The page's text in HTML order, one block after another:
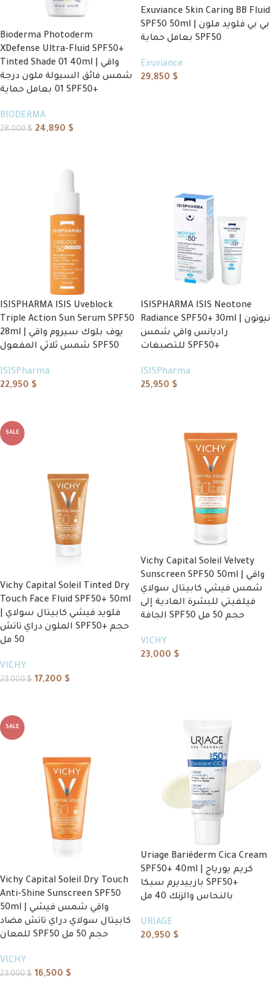
Bioderma Photoderm
XDefense Ultra-Fluid SPF50+
Tinted Shade 01 40ml | واقي
شمس فائق السيولة ملون درجة
01 بعامل حماية SPF50+
BIODERMA
28,000$ 24,890 $
Exuviance Skin Caring BB Fluid
SPF50 50ml | بي بي فلويد ملون
بعامل حماية SPF50
Exuviance
29,850 $
ISISPHARMA ISIS Uveblock
Triple Action Sun Serum SPF50
28ml | يوف بلوك سيروم واقي
شمس ثلاثي المفعول SPF50
ISISPharma
22,950 $
ISISPHARMA ISIS Neotone
Radiance SPF50+ 30ml | نيوتون
راديانس واقي شمس
للتصبغات SPF50+
ISISPharma
25,950 $
SALE
Vichy Capital Soleil Tinted Dry
Touch Face Fluid SPF50+ 50ml
الملون دراي تاتش SPF50+ حجم
50 مل
VICHY
23,000$ 17,200 $
Vichy Capital Soleil Velvety
Sunscreen SPF50 50ml | واقي
شمس فيشي كابيتال سولاي
فيلفيتي للبشرة العادية إلى
الجافة SPF50 حجم 50 مل
VICHY
23,000 $
SALE
Vichy Capital Soleil Dry Touch
Anti-Shine Sunscreen SPF50
50ml | واقي شمس فيشي
كابيتال سولاي دراي تاتش مضاد
للمعان SPF50 حجم 50 مل
VICHY
23,000$ 16,500 $
Uriage Bariéderm Cica Cream
SPF50+ 40ml | كريم يورياج
بارييديرم سيكا SPF50+
بالنحاس والزنك 40 مل
URIAGE
20,950 $